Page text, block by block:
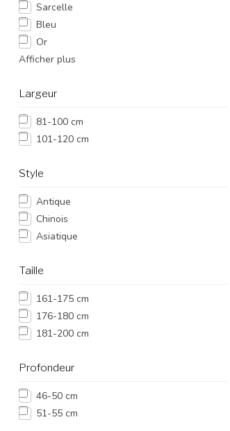
Sarcelle
Bleu
Or
Afficher plus
Largeur
81-100 cm
101-120 cm
Style
Antique
Chinois
Asiatique
Taille
161-175 cm
176-180 cm
181-200 cm
Profondeur
46-50 cm
51-55 cm